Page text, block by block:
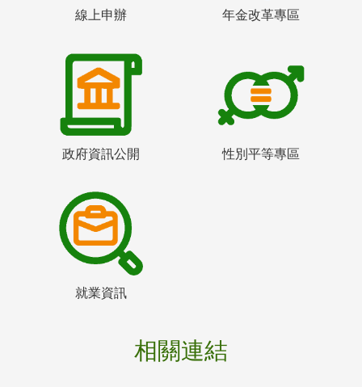
線上申辦 年金改革專區
政府資訊公開 性別平等專區
就業資訊
相關連結